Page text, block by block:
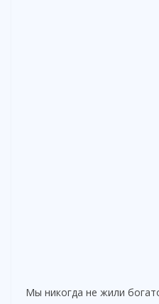
Мы никогда не жили